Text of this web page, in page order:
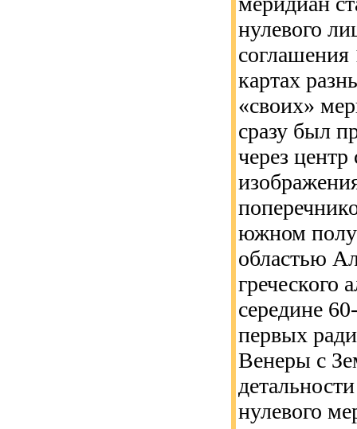
нулевого
соглашения
картах
«своих»
сразу был
через
южном
областью
греческого
середине
первых
Венеры с
нулевого